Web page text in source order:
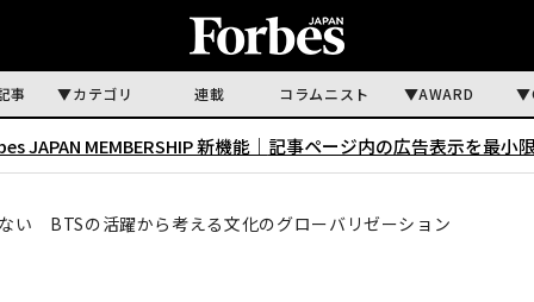
事 カテゴリ 連載 コラムニスト AWARD
JAPAN MEMBERSHIP 新機能｜ 記事ページ内の広告表示を最小
い BTSの活躍から考える文化のグローバリゼーション